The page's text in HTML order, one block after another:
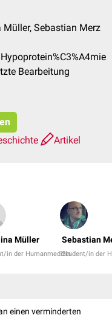
Sebastian Merz
Bearbeitung
Artikel
Müller
in der Humanmedizin
Sebastian
Student/in der
einen verminderten